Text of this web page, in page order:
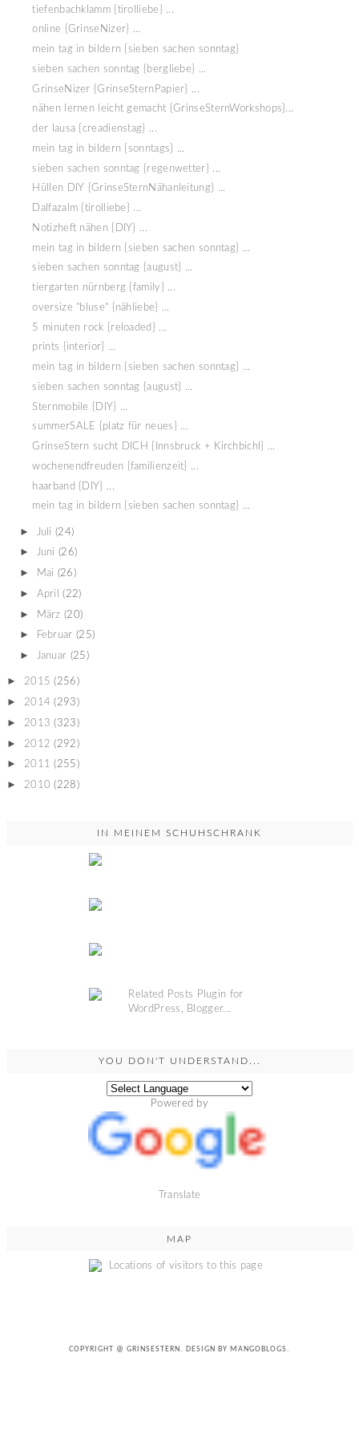
tiefenbachklamm {tirolliebe} ...
online {GrinseNizer} ...
mein tag in bildern {sieben sachen sonntag}
sieben sachen sonntag {bergliebe} ...
GrinseNizer {GrinseSternPapier} ...
nähen lernen leicht gemacht {GrinseSternWorkshops}...
der lausa {creadienstag} ...
mein tag in bildern {sonntags} ...
sieben sachen sonntag {regenwetter} ...
Hüllen DIY {GrinseSternNähanleitung} ...
Dalfazalm {tirolliebe} ...
Notizheft nähen {DIY} ...
mein tag in bildern {sieben sachen sonntag} ...
sieben sachen sonntag {august} ...
tiergarten nürnberg {family} ...
oversize "bluse" {nähliebe} ...
5 minuten rock {reloaded} ...
prints {interior} ...
mein tag in bildern {sieben sachen sonntag} ...
sieben sachen sonntag {august} ...
Sternmobile {DIY} ...
summerSALE {platz für neues} ...
GrinseStern sucht DICH {Innsbruck + Kirchbichl} ...
wochenendfreuden {familienzeit} ...
haarband {DIY} ...
mein tag in bildern {sieben sachen sonntag} ...
► Juli (24)
► Juni (26)
► Mai (26)
► April (22)
► März (20)
► Februar (25)
► Januar (25)
► 2015 (256)
► 2014 (293)
► 2013 (323)
► 2012 (292)
► 2011 (255)
► 2010 (228)
IN MEINEM SCHUHSCHRANK
YOU DON'T UNDERSTAND...
Powered by
Translate
MAP
COPYRIGHT @ GRINSESTERN. DESIGN BY MANGOBLOGS.